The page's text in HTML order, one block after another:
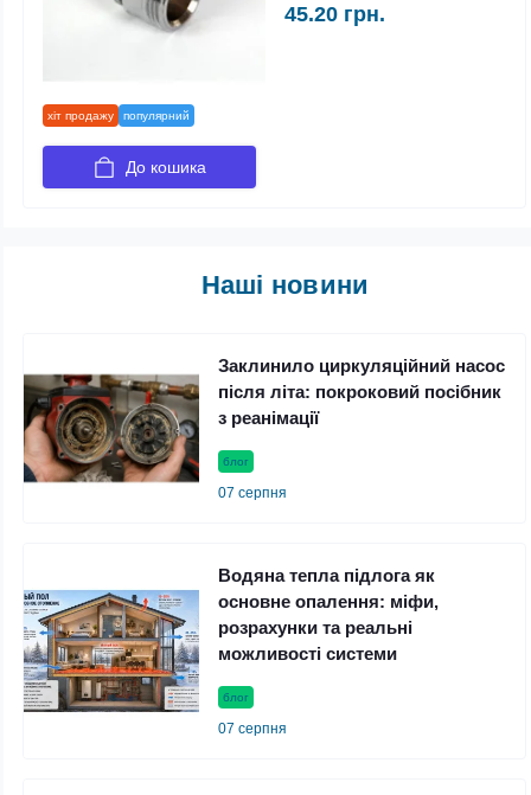
хіт продажу популярний
45.20 грн.
До кошика
Наші новини
блог
07 серпня
Заклинило циркуляційний насос
після літа: покроковий посібник
з реанімації
блог
07 серпня
Водяна тепла підлога як
основне опалення: міфи,
розрахунки та реальні
можливості системи